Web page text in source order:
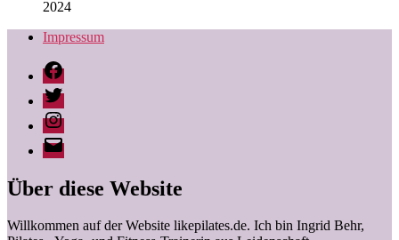
Impressum
Facebook
Twitter
Instagram
Ingrid
Behr
likepilates
Über diese Website
Willkommen auf der Website likepilates.de. Ich bin Ingrid Behr,